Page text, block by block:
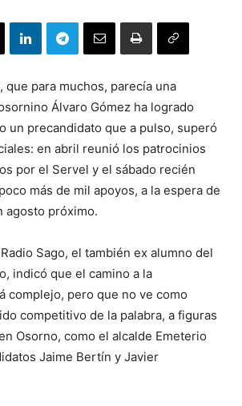
que para muchos, parecía una
Álvaro Gómez ha logrado
un precandidato que a pulso, superó
en abril reunió los patrocinios
por el Servel y el sábado recién
más de mil apoyos, a la espera de
agosto próximo.
Sago, el también ex alumno del
indicó que el camino a la
complejo, pero que no ve como
competitivo de la palabra, a figuras
Osorno, como el alcalde Emeterio
Jaime Bertín y Javier